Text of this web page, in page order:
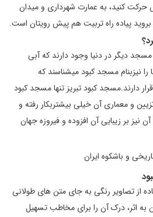
کنید، به عمارت شهرداری و میدان
پیاده راه تربیت هم پیش رویتان است.
مسجد دیگر در دنیا وجود دارند که آبی
را نیزبنام مسجد کبود میشناسند که
دارند.مسجد کبود تبریز تنها مسجد کبود
و معماری آن خیلی بیشتربکار رفته و
بر زیبایی آن افزوده و فیروزه جهان
از تصاویر رنگی به جای متن های طولانی
اثر، درک آن را برای مخاطب تسهیل